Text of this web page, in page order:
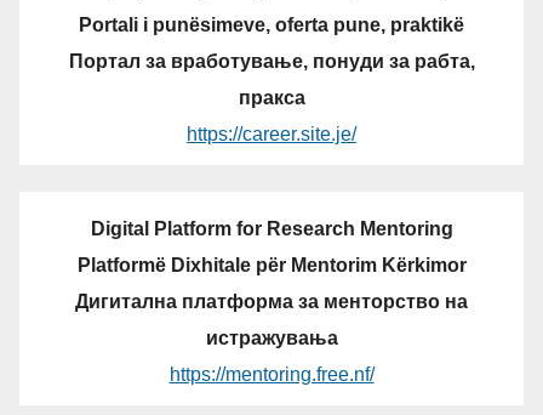
Portali i punësimeve, oferta pune, praktikë
Портал за вработување, понуди за рабта,
пракса
https://career.site.je/
Digital Platform for Research Mentoring
Platformë Dixhitale për Mentorim Kërkimor
Дигитална платформа за менторство на
истражувања
https://mentoring.free.nf/